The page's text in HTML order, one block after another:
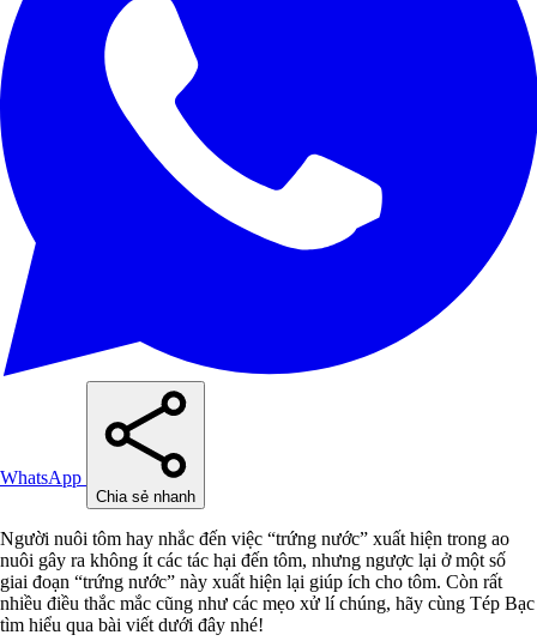
WhatsApp
Chia sẻ nhanh
Người nuôi tôm hay nhắc đến việc “trứng nước” xuất hiện trong ao
nuôi gây ra không ít các tác hại đến tôm, nhưng ngược lại ở một số
giai đoạn “trứng nước” này xuất hiện lại giúp ích cho tôm. Còn rất
nhiều điều thắc mắc cũng như các mẹo xử lí chúng, hãy cùng Tép Bạc
tìm hiểu qua bài viết dưới đây nhé!